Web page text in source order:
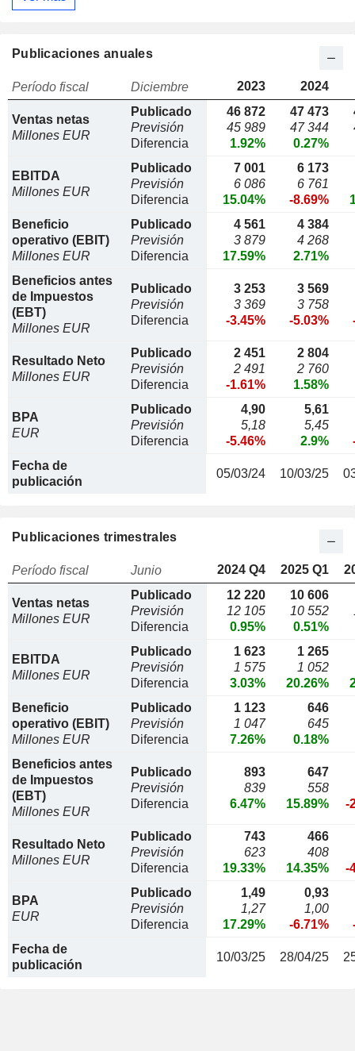
Publicaciones anuales
Período fiscal Diciembre 2023 2024
Ventas netas
Millones EUR
Publicado
Previsión
Diferencia
46 872
45 989
1.92%
47 473
47 344
0.27%
EBITDA
Millones EUR
Publicado
Previsión
Diferencia
7 001
6 086
15.04%
6 173
6 761
-8.69%
Beneficio
operativo (EBIT)
Millones EUR
Publicado
Previsión
Diferencia
4 561
3 879
17.59%
4 384
4 268
2.71%
Beneficios antes
de Impuestos
(EBT)
Millones EUR
Publicado
Previsión
Diferencia
3 253
3 369
-3.45%
3 569
3 758
-5.03%
Resultado Neto
Millones EUR
Publicado
Previsión
Diferencia
2 451
2 491
-1.61%
2 804
2 760
1.58%
BPA
EUR
Publicado
Previsión
Diferencia
4,90
5,18
-5.46%
5,61
5,45
2.9%
Fecha de
publicación
05/03/24 10/03/25
Publicaciones trimestrales
Período fiscal Junio 2024 Q4 2025 Q1
Ventas netas
Millones EUR
Publicado
Previsión
Diferencia
12 220
12 105
0.95%
10 606
10 552
0.51%
EBITDA
Millones EUR
Publicado
Previsión
Diferencia
1 623
1 575
3.03%
1 265
1 052
20.26%
Beneficio
operativo (EBIT)
Millones EUR
Publicado
Previsión
Diferencia
1 123
1 047
7.26%
646
645
0.18%
Beneficios antes
de Impuestos
(EBT)
Millones EUR
Publicado
Previsión
Diferencia
893
839
6.47%
647
558
15.89%
-
Resultado Neto
Millones EUR
Publicado
Previsión
Diferencia
743
623
19.33%
466
408
14.35%
-
BPA
EUR
Publicado
Previsión
Diferencia
1,49
1,27
17.29%
0,93
1,00
-6.71%
Fecha de
publicación
10/03/25 28/04/25